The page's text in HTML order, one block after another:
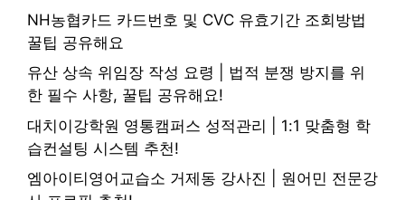
NH농협카드 카드번호 및 CVC 유효기간 조회방법
꿀팁 공유해요
유산 상속 위임장 작성 요령 | 법적 분쟁 방지를 위
한 필수 사항, 꿀팁 공유해요!
대치이강학원 영통캠퍼스 성적관리 | 1:1 맞춤형 학
습컨설팅 시스템 추천!
엠아이티영어교습소 거제동 강사진 | 원어민 전문강